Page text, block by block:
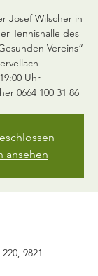
Josef Wilscher in
Tennishalle des
Vereins“
Uhr
ansehen
9821